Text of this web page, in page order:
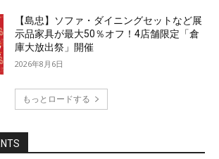
【島忠】ソファ・ダイニングセットなど展
示品家具が最大50％オフ！4店舗限定「倉
庫大放出祭」開催
2026年8月6日
もっとロードする